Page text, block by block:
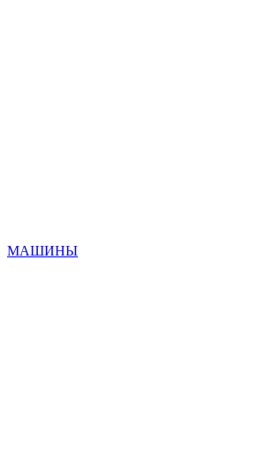
МАШИНЫ